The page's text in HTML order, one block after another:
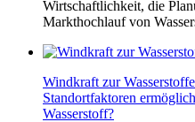
Wirtschaftlichkeit, die
Markthochlauf von
Windkraft zur
Standortfaktoren
Wasserstoff?